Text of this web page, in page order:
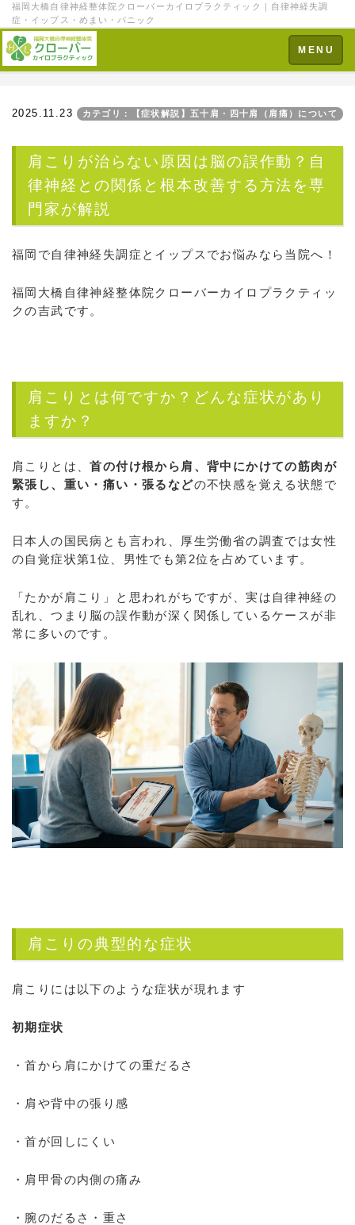
福岡大橋自律神経整体院クローバーカイロプラクティック｜自律神経失調
症・イップス・めまい・パニック
Toggle
navigation
MENU
2025.11.23 カテゴリ：【症状解説】五十肩・四十肩（肩痛）について
肩こりが治らない原因は脳の誤作動？自
律神経との関係と根本改善する方法を専
門家が解説
福岡で自律神経失調症とイップスでお悩みなら当院へ！
福岡大橋自律神経整体院クローバーカイロプラクティッ
クの吉武です。
肩こりとは何ですか？どんな症状があり
ますか？
肩こりとは、首の付け根から肩、背中にかけての筋肉が
緊張し、重い・痛い・張るなどの不快感を覚える状態で
す。
日本人の国民病とも言われ、厚生労働省の調査では女性
の自覚症状第1位、男性でも第2位を占めています。
「たかが肩こり」と思われがちですが、実は自律神経の
乱れ、つまり脳の誤作動が深く関係しているケースが非
常に多いのです。
肩こりの典型的な症状
肩こりには以下のような症状が現れます
初期症状
・首から肩にかけての重だるさ
・肩や背中の張り感
・首が回しにくい
・肩甲骨の内側の痛み
・腕のだるさ・重さ